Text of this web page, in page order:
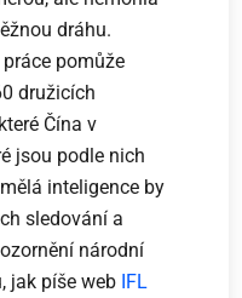
dráhu.
pomůže
družicích
Čína v
jsou podle nich
inteligence by
sledování a
národní
jak píše web IFL